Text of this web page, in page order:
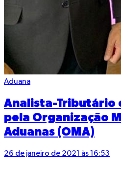
Aduana
Analista-Tributário
pela Organização
Aduanas (OMA)
26 de janeiro de 2021 às 16:53